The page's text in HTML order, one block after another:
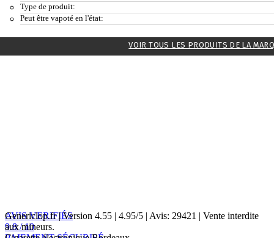
Type de produit:
Peut être vapoté en l'état:
VOIR TOUS LES PRODUITS DE LA
AVIS VERIFIÉS
9.8 / 10
Genericlop.fr|Version 4.55 | 4.95/5 | Avis: 29421 | Vente interdite
aux mineurs.